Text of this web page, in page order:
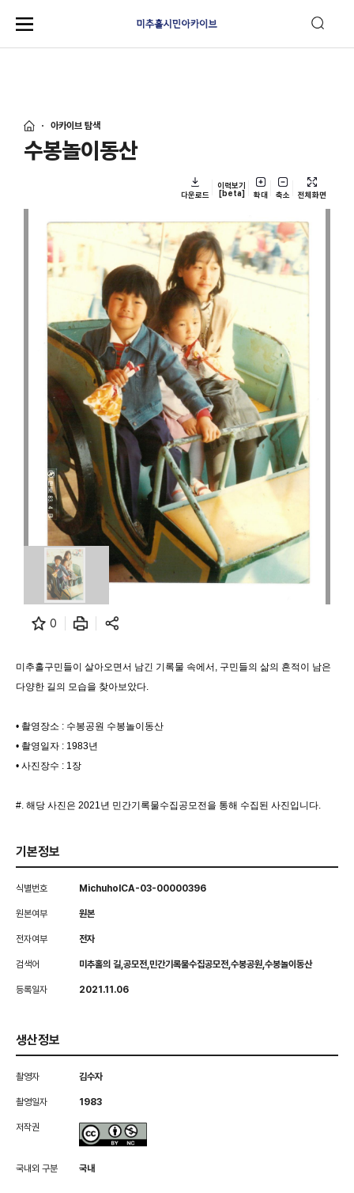
아카이브 탐색
수봉놀이동산
다운로드
이력보기
[beta]
확대 축소 전체화면
0
미추홀구민들이 살아오면서 남긴 기록물 속에서, 구민들의 삶의 흔적이 남은
다양한 길의 모습을 찾아보았다.
• 촬영장소 : 수봉공원 수봉놀이동산
• 촬영일자 : 1983년
• 사진장수 : 1장
#. 해당 사진은 2021년 민간기록물수집공모전을 통해 수집된 사진입니다.
기본정보
식별번호 MichuholCA-03-00000396
원본여부 원본
전자여부 전자
검색어 미추홀의 길,공모전,민간기록물수집공모전,수봉공원,수봉놀이동산
등록일자 2021.11.06
생산정보
촬영자 김수자
촬영일자 1983
저작권
국내외 구분 국내